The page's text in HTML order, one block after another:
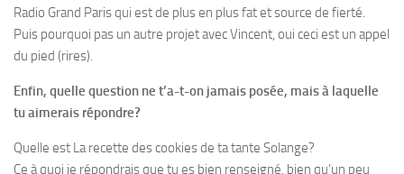
Radio Grand Parisqui est de plus en plus fat et source de fierté.
Puis pourquoi pas un autre projet avecVincent, oui ceci est un appel
du pied (rires).
Enfin, quelle question ne t’a-t-on jamais posée, mais à laquelle
tu aimerais répondre?
Quelle est La recette des cookies de ta tante Solange?
Ce à quoi je répondrais que tu es bien renseigné, bien qu’un peu